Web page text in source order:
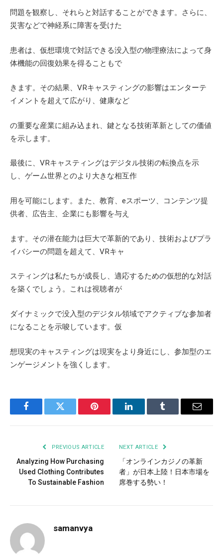
問題を観察し、それらと対話することができます。さらに、
災害などで神経系に障害を受けた
患者は、仮想環境で対話できる没入型の物理療法によって身
体機能の回復効果を得ることもで
きます。その結果、 VRキャスティングの影響はエンターテ
イメントを超えて広がり、健康など
の重要な産業に組み込まれ、鍵となる技術革新としての価値
を示します。
最後に、 VRキャスティングはデジタル技術の転換点を示
し、ゲーム世界とのより大きな相互作
用を可能にします。また、教育、 eスポーツ、コンテンツ提
供者、広告主、企業にも影響を与え
ます。その潜在能力は巨大で革新的であり、技術およびプラ
イバシーの問題を超えて、 VRキャ
スティングは私たちが成長し、適応するための仮想的な対話
を築くでしょう。これは視聴者が
ダイナミックで没入型のデジタル領域でアクティブな参加者
になることを示唆しています。仮
想現実のキャスティングは現実をより身近にし、参加型のエ
ンゲージメントを強くします。
FacebookTwitter Pinterest LinkedInTumblr Email
PREVIOUS ARTICLE
Analyzing How Purchasing
Used Clothing Contributes
To Sustainable Fashion
NEXT ARTICLE
「オンラインカジノの革新
者」が日本上陸！日本市場を
席巻する勢い！
samanvya